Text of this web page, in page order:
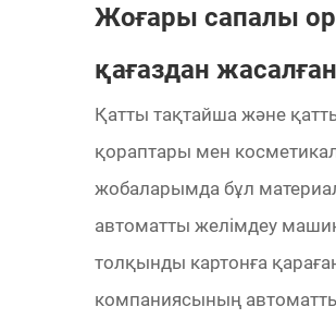
Жоғары сапалы
қағаздан
Қатты тақтайша және
қораптары мен
жобаларымда бұл
автоматты желімдеу
толқынды картонға
компаниясының